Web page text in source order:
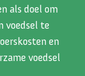
als doel om
voedsel te
en
voedsel